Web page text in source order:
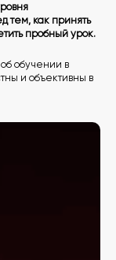
тем, как принять
пробный урок.
обучении в
и объективны в